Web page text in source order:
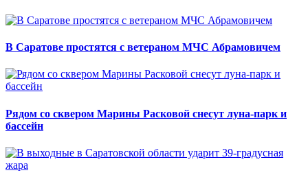
В Саратове простятся с ветераном МЧС Абрамовичем
Рядом со сквером Марины Расковой снесут луна-парк и
бассейн